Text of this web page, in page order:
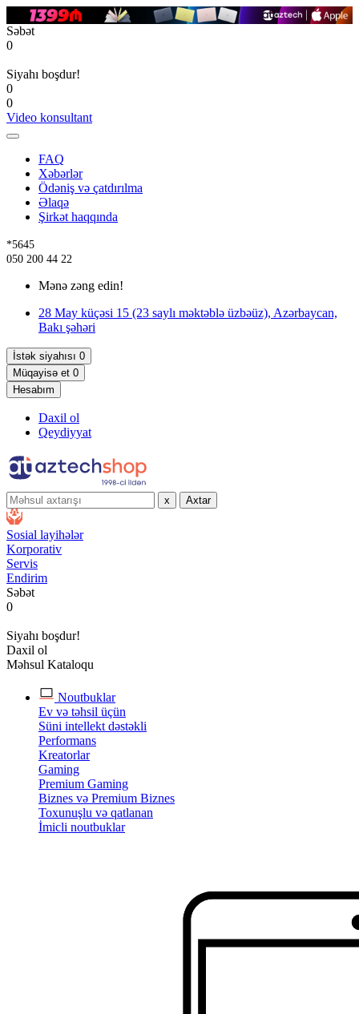
Səbət
0
Siyahı boşdur!
0
0
Video konsultant
FAQ
Xəbərlər
Ödəniş və çatdırılma
Əlaqə
Şirkət haqqında
*5645
050 200 44 22
Mənə zəng edin!
28 May küçəsi 15 (23 saylı məktəblə üzbəüz), Azərbaycan,
Bakı şəhəri
İstək siyahısı 0
Müqayisə et 0
Hesabım
Daxil ol
Qeydiyyat
x Axtar
Sosial layihələr
Korporativ
Servis
Endirim
Səbət
0
Siyahı boşdur!
Daxil ol
Məhsul Kataloqu
Noutbuklar
Ev və təhsil üçün
Süni intellekt dəstəkli
Performans
Kreatorlar
Gaming
Premium Gaming
Biznes və Premium Biznes
Toxunuşlu və qatlanan
İmicli noutbuklar